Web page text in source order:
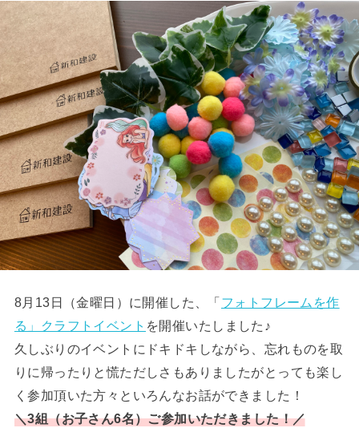
8月13日（金曜日）に開催した、「フォトフレームを作
る」クラフトイベント を開催いたしました♪
久しぶりのイベントにドキドキしながら、忘れものを取
りに帰ったりと慌ただしさもありましたがとっても楽し
く参加頂いた方々といろんなお話ができました！
＼3組（お子さん6名）ご参加いただきました！／